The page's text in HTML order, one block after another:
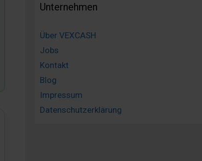
Unternehmen
Über VEXCASH
Jobs
Kontakt
Blog
Impressum
Datenschutzerklärung